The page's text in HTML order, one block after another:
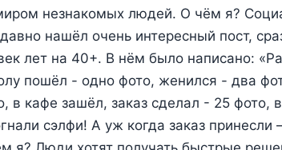
незнакомых людей. О чём я?
нашёл очень интересный пост,
лет на 40+. В нём было написано:
пошёл - одно фото, женился - два
в кафе зашёл, заказ сделал - 25 фото,
сэлфи! А уж когда заказ принесли